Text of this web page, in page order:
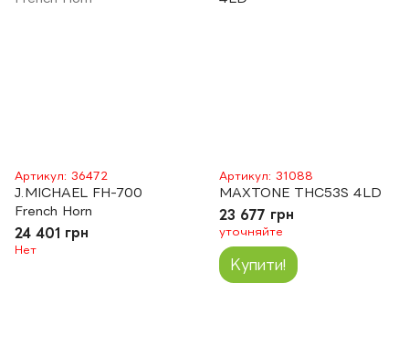
Артикул: 36472
J.MICHAEL FH-700
French Horn
24 401 грн
Нет
Артикул: 31088
MAXTONE THC53S 4LD
23 677 грн
уточняйте
Купити!